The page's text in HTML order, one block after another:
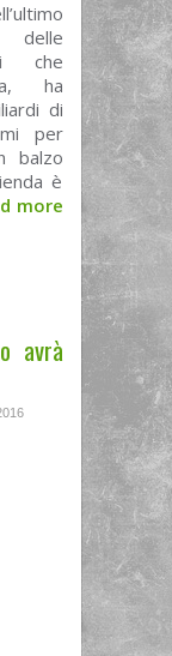
delle
che
ha
di
per
balzo
è
more
avrà